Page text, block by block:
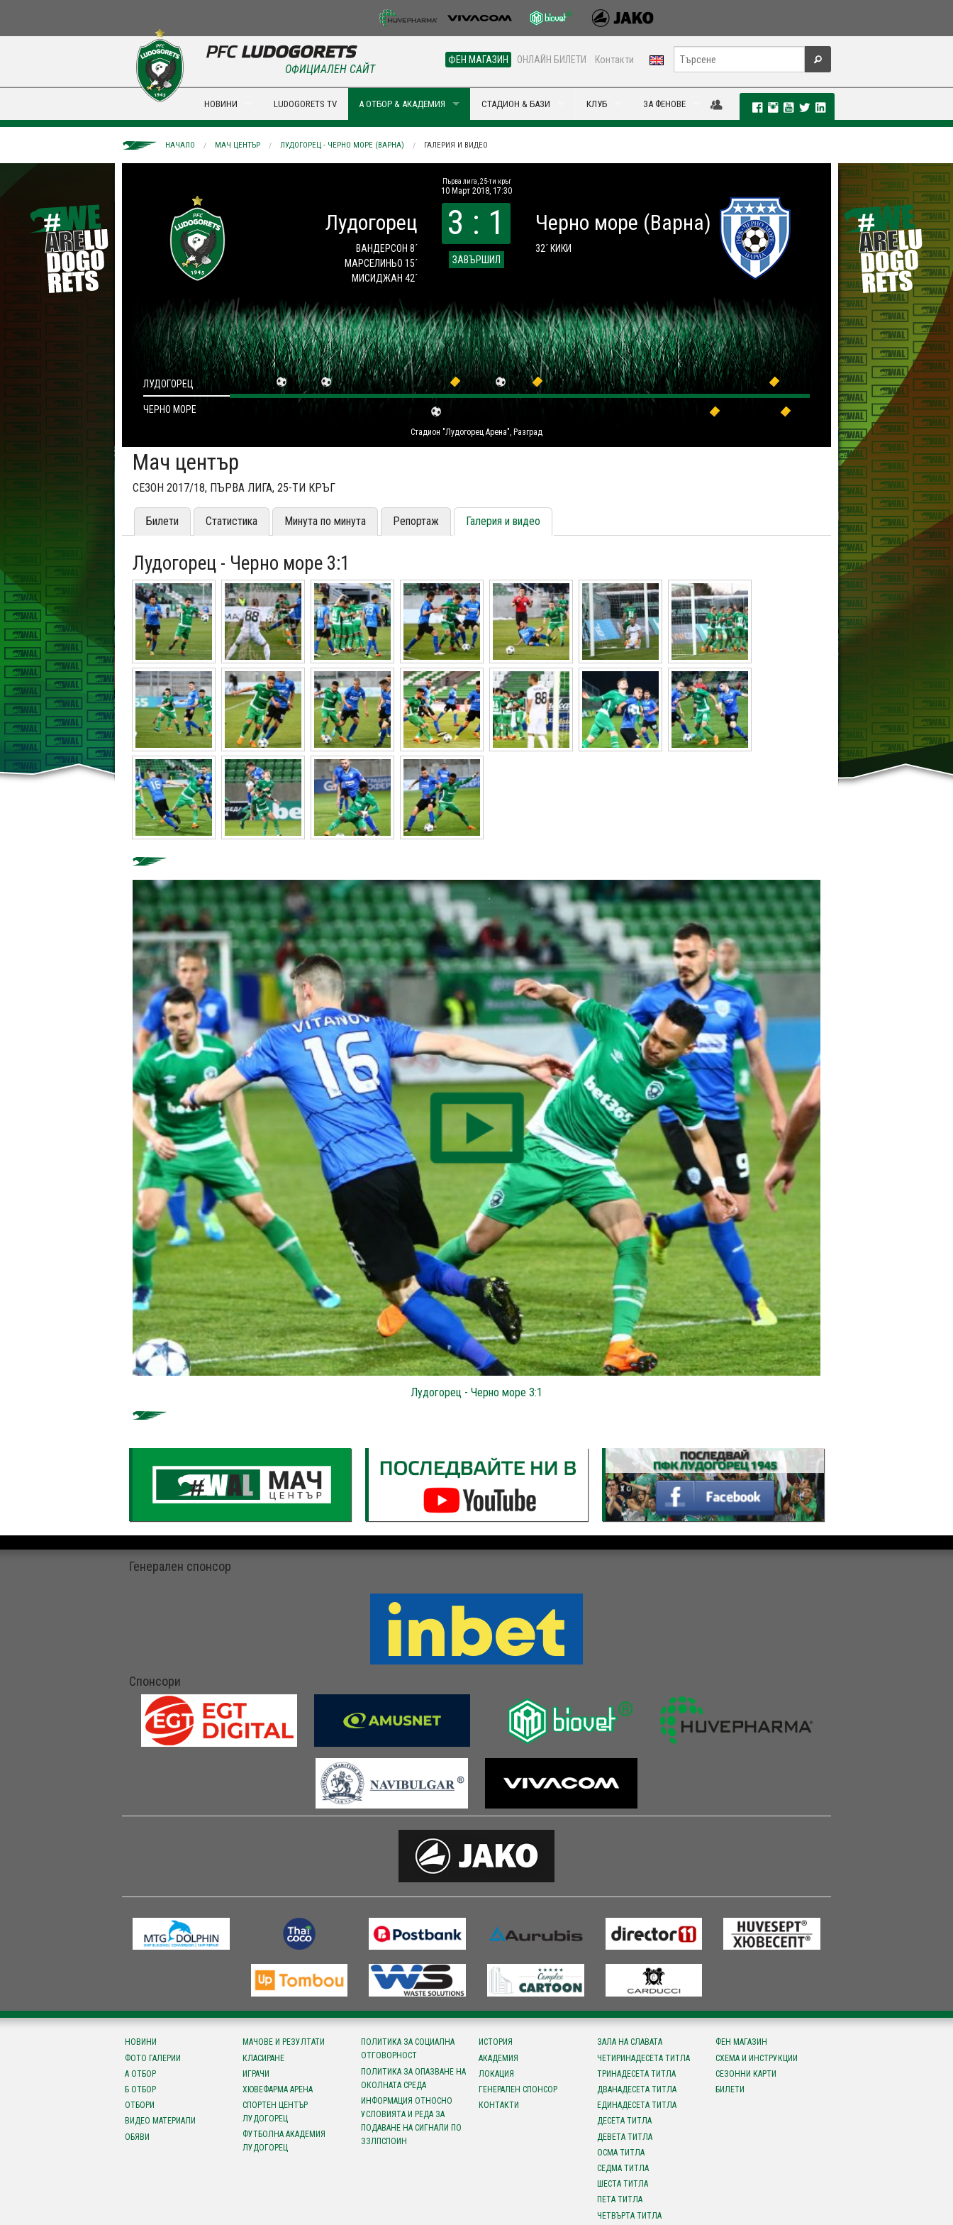
ФЕН МАГАЗИН ОНЛАЙН БИЛЕТИ Контакти
ОФИЦИАЛЕН САЙТ
НОВИНИ LUDOGORETS TV А ОТБОР & АКАДЕМИЯ СТАДИОН & БАЗИ КЛУБ ЗА ФЕНОВЕ
НАЧАЛО МАЧ ЦЕНТЪР ЛУДОГОРЕЦ - ЧЕРНО МОРЕ (ВАРНА) ГАЛЕРИЯ И ВИДЕО
Първа лига, 25-ти кръг
10 Март 2018, 17:30
Лудогорец
ВАНДЕРСОН 8´
МАРСЕЛИНЬО 15´
МИСИДЖАН 42´
3 : 1
ЗАВЪРШИЛ
Черно море (Варна)
32´ КИКИ
Стадион "Лудогорец Арена", Разград
ЛУДОГОРЕЦ
ЧЕРНО МОРЕ
Мач център
СЕЗОН 2017/18, ПЪРВА ЛИГА, 25-ТИ КРЪГ
Билети Статистика Минута по минута Репортаж Галерия и видео
Лудогорец - Черно море 3:1
Лудогорец - Черно море 3:1
Генерален спонсор
Спонсори
НОВИНИ
ФОТО ГАЛЕРИИ
А ОТБОР
Б ОТБОР
ОТБОРИ
ВИДЕО МАТЕРИАЛИ
ОБЯВИ
МАЧОВЕ И РЕЗУЛТАТИ
КЛАСИРАНЕ
ИГРАЧИ
ХЮВЕФАРМА АРЕНА
СПОРТЕН ЦЕНТЪР
ЛУДОГОРЕЦ
ФУТБОЛНА АКАДЕМИЯ
ЛУДОГОРЕЦ
ПОЛИТИКА ЗА СОЦИАЛНА
ОТГОВОРНОСТ
ПОЛИТИКА ЗА ОПАЗВАНЕ НА
ОКОЛНАТА СРЕДА
ИНФОРМАЦИЯ ОТНОСНО
УСЛОВИЯТА И РЕДА ЗА
ПОДАВАНЕ НА СИГНАЛИ ПО
ЗЗЛПСПОИН
ИСТОРИЯ
АКАДЕМИЯ
ЛОКАЦИЯ
ГЕНЕРАЛЕН СПОНСОР
КОНТАКТИ
ЗАЛА НА СЛАВАТА
ЧЕТИРИНАДЕСЕТА ТИТЛА
ТРИНАДЕСЕТА ТИТЛА
ДВАНАДЕСЕТА ТИТЛА
ЕДИНАДЕСЕТА ТИТЛА
ДЕСЕТА ТИТЛА
ДЕВЕТА ТИТЛА
ОСМА ТИТЛА
СЕДМА ТИТЛА
ШЕСТА ТИТЛА
ПЕТА ТИТЛА
ЧЕТВЪРТА ТИТЛА
ФЕН МАГАЗИН
СХЕМА И ИНСТРУКЦИИ
СЕЗОННИ КАРТИ
БИЛЕТИ